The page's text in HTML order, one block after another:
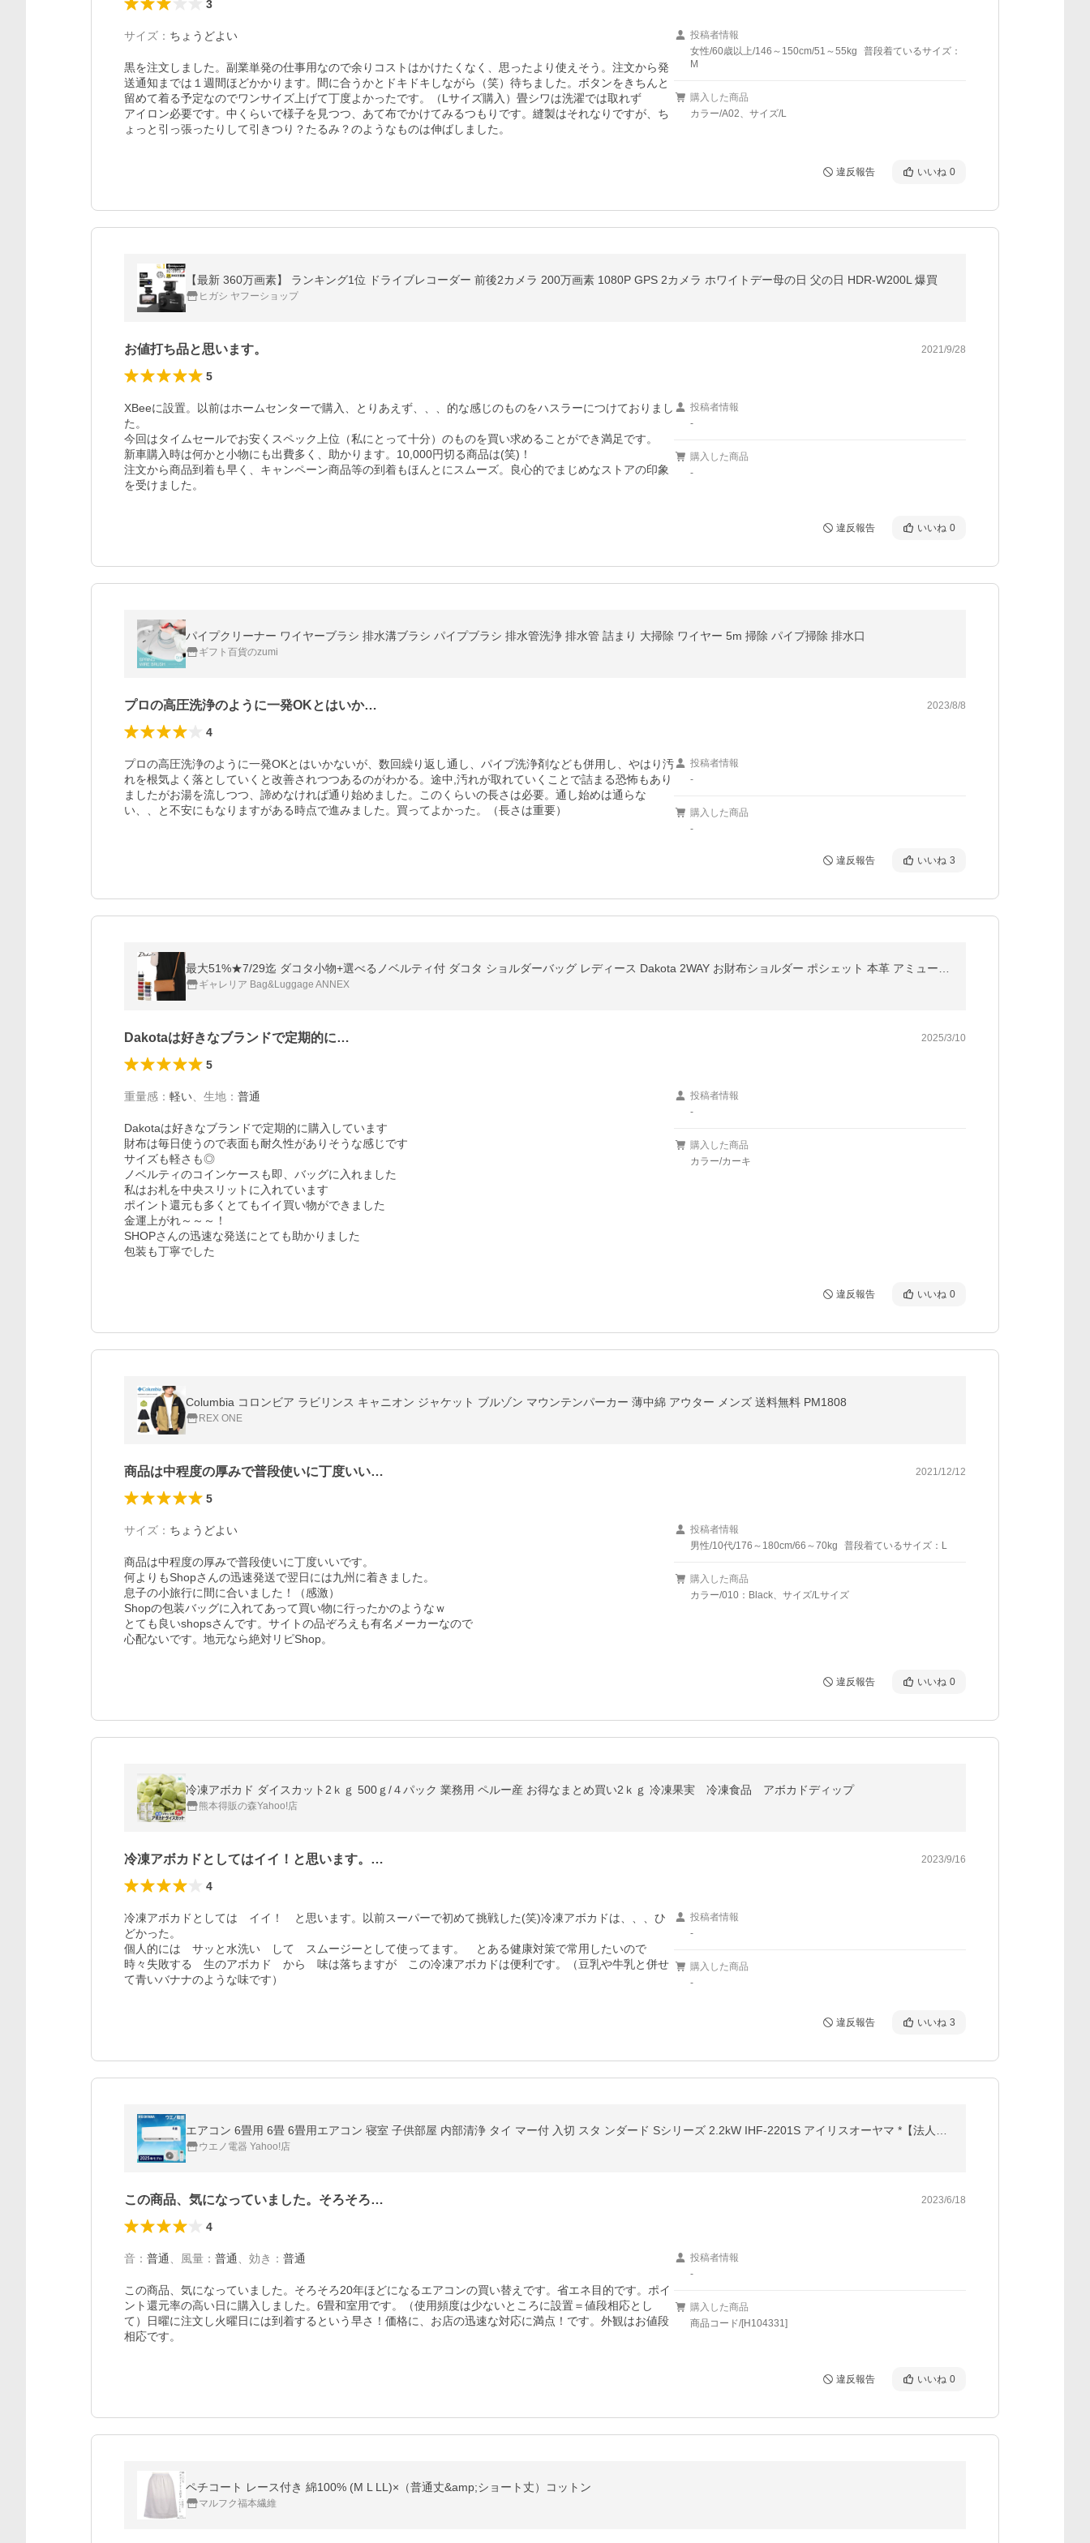
3
サイズ ： ちょうどよい
黒を注文しました。副業単発の仕事用なので余りコストはかけたくなく、思ったより使えそう。注文から発
送通知までは１週間ほどかかります。間に合うかとドキドキしながら（笑）待ちました。ボタンをきちんと
留めて着る予定なのでワンサイズ上げて丁度よかったです。（Lサイズ購入）畳シワは洗濯では取れず
アイロン必要です。中くらいで様子を見つつ、あて布でかけてみるつもりです。縫製はそれなりですが、ち
ょっと引っ張ったりして引きつり？たるみ？のようなものは伸ばしました。
投稿者情報
女性/60歳以上/146～150cm/51～55kg
普段着ているサイズ：
M
購入した商品
カラー/A02、サイズ/L
違反報告 いいね 0
【最新 360万画素】 ランキング1位 ドライブレコーダー 前後2カメラ 200万画素 1080P GPS 2カメラ ホワイトデー母の日 父の日 HDR-W200L 爆買
ヒガシ ヤフーショップ
お値打ち品と思います。 2021/9/28
5
XBeeに設置。以前はホームセンターで購入、とりあえず、、、的な感じのものをハスラーにつけておりまし
た。
今回はタイムセールでお安くスペック上位（私にとって十分）のものを買い求めることができ満足です。
新車購入時は何かと小物にも出費多く、助かります。10,000円切る商品は(笑)！
注文から商品到着も早く、キャンペーン商品等の到着もほんとにスムーズ。良心的でまじめなストアの印象
を受けました。
投稿者情報
-
購入した商品
-
違反報告 いいね 0
パイプクリーナー ワイヤーブラシ 排水溝ブラシ パイプブラシ 排水管洗浄 排水管 詰まり 大掃除 ワイヤー 5m 掃除 パイプ掃除 排水口
ギフト百貨のzumi
プロの高圧洗浄のように一発OKとはいか… 2023/8/8
4
プロの高圧洗浄のように一発OKとはいかないが、数回繰り返し通し、パイプ洗浄剤なども併用し、やはり汚
れを根気よく落としていくと改善されつつあるのがわかる。途中,汚れが取れていくことで詰まる恐怖もあり
ましたがお湯を流しつつ、諦めなければ通り始めました。このくらいの長さは必要。通し始めは通らな
い、、と不安にもなりますがある時点で進みました。買ってよかった。（長さは重要）
投稿者情報
-
購入した商品
-
違反報告 いいね 3
ギャレリア Bag&Luggage ANNEX
Dakotaは好きなブランドで定期的に… 2025/3/10
5
重量感 ： 軽い 生地 ： 普通
Dakotaは好きなブランドで定期的に購入しています
財布は毎日使うので表面も耐久性がありそうな感じです
サイズも軽さも◎
ノベルティのコインケースも即、バッグに入れました
私はお札を中央スリットに入れています
ポイント還元も多くとてもイイ買い物ができました
金運上がれ～～～！
SHOPさんの迅速な発送にとても助かりました
包装も丁寧でした
投稿者情報
-
購入した商品
カラー/カーキ
違反報告 いいね 0
Columbia コロンビア ラビリンス キャニオン ジャケット ブルゾン マウンテンパーカー 薄中綿 アウター メンズ 送料無料 PM1808
REX ONE
商品は中程度の厚みで普段使いに丁度いい… 2021/12/12
5
サイズ ： ちょうどよい
商品は中程度の厚みで普段使いに丁度いいです。
何よりもShopさんの迅速発送で翌日には九州に着きました。
息子の小旅行に間に合いました！（感激）
Shopの包装バッグに入れてあって買い物に行ったかのようなｗ
とても良いshopsさんです。サイトの品ぞろえも有名メーカーなので
心配ないです。地元なら絶対リピShop。
投稿者情報
男性/10代/176～180cm/66～70kg
普段着ているサイズ：L
購入した商品
カラー/010：Black、サイズ/Lサイズ
違反報告 いいね 0
冷凍アボカド ダイスカット2ｋｇ 500ｇ/４パック 業務用 ペルー産 お得なまとめ買い2ｋｇ 冷凍果実 冷凍食品 アボカドディップ
熊本得販の森Yahoo!店
冷凍アボカドとしてはイイ！と思います。… 2023/9/16
4
冷凍アボカドとしては　イイ！　と思います。以前スーパーで初めて挑戦した(笑)冷凍アボカドは、、、ひ
どかった。
個人的には　サッと水洗い　して　スムージーとして使ってます。　とある健康対策で常用したいので
時々失敗する　生のアボカド　から　味は落ちますが　この冷凍アボカドは便利です。（豆乳や牛乳と併せ
て青いバナナのような味です）
投稿者情報
-
購入した商品
-
違反報告 いいね 3
ウエノ電器 Yahoo!店
この商品、気になっていました。そろそろ… 2023/6/18
4
音 ： 普通 風量 ： 普通 効き ： 普通
この商品、気になっていました。そろそろ20年ほどになるエアコンの買い替えです。省エネ目的です。ポイ
ント還元率の高い日に購入しました。6畳和室用です。（使用頻度は少ないところに設置＝値段相応とし
て）日曜に注文し火曜日には到着するという早さ！価格に、お店の迅速な対応に満点！です。外観はお値段
相応です。
投稿者情報
-
購入した商品
商品コード/[H104331]
違反報告 いいね 0
ペチコート レース付き 綿100% (M L LL)×（普通丈&amp;ショート丈）コットン
マルフク福本繊維